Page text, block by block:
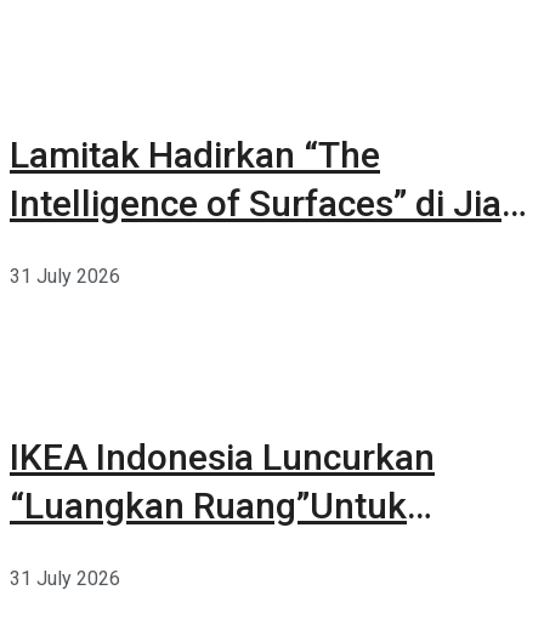
Lamitak Hadirkan “The
Intelligence of Surfaces” di Jia
31 July 2026
IKEA Indonesia Luncurkan
“Luangkan Ruang”Untuk
31 July 2026